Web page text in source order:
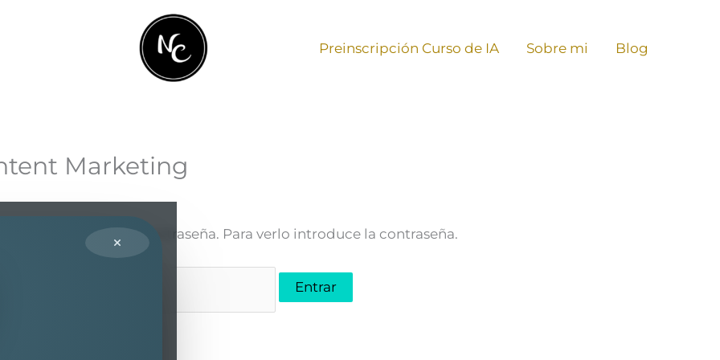
Preinscripción Curso de IA Sobre mi Blog
Marketing
×
está protegido por contraseña. Para verlo introduce la contraseña.